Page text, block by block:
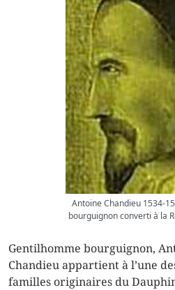
Antoine Chandieu 1534-
bourguignon converti à la
Gentilhomme bourguignon,
Chandieu appartient à l’une
familles originaires du